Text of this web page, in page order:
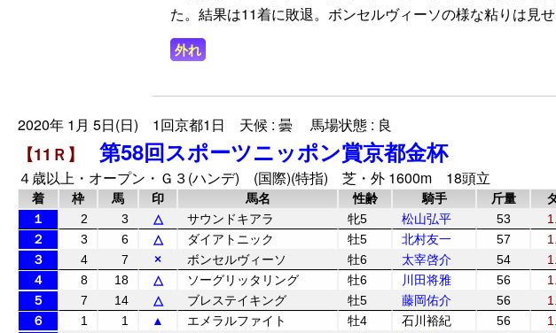
た。結果は11着に敗退。ボンセルヴィーソの様な粘りは見せ
外れ
2020年 1月 5日(日) 1回京都1日 天候 : 曇 馬場状態 : 良
【11Ｒ】 第58回スポーツニッポン賞京都金杯
４歳以上・オープン・Ｇ３(ハンデ) (国際)(特指) 芝・外 1600m 18頭立
着 枠 馬 印 馬名 性齢 騎手 斤量
１
2 3 △ サウンドキアラ 牝5 松山弘平 53
２
3 6 △ ダイアトニック 牡5 北村友一 57
３
4 7 × ボンセルヴィーソ 牡6 太宰啓介 54
４
8 18 △ ソーグリッタリング 牡6 川田将雅 56
５
7 14 △ ブレステイキング 牡5 藤岡佑介 56
６
1 1 ▲ エメラルファイト 牡4 石川裕紀 56